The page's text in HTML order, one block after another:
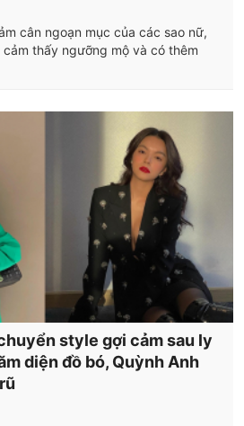
cân ngoạn mục của các sao nữ,
thấy ngưỡng mộ và có thêm
style gợi cảm sau ly
diện đồ bó, Quỳnh Anh